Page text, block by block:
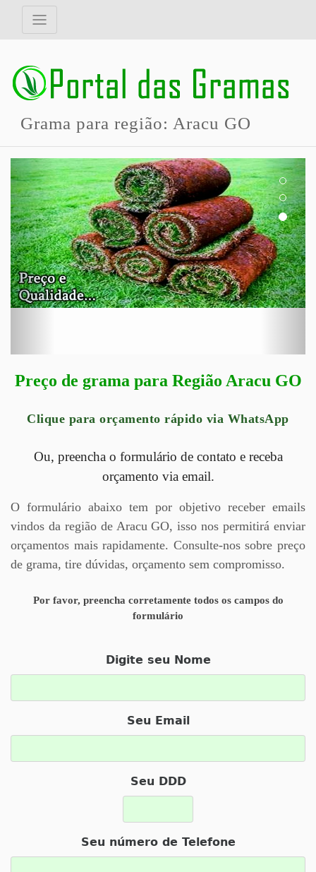
Grama para região: Aracu GO
Previous Next
Preço de grama para Região Aracu GO
Clique para orçamento rápido via WhatsApp
Ou, preencha o formulário de contato e receba
orçamento via email.
O formulário abaixo tem por objetivo receber emails
vindos da região de Aracu GO, isso nos permitirá enviar
orçamentos mais rapidamente. Consulte-nos sobre preço
de grama, tire dúvidas, orçamento sem compromisso.
Por favor, preencha corretamente todos os campos do
formulário
Digite seu Nome
Seu Email
Seu DDD
Seu número de Telefone